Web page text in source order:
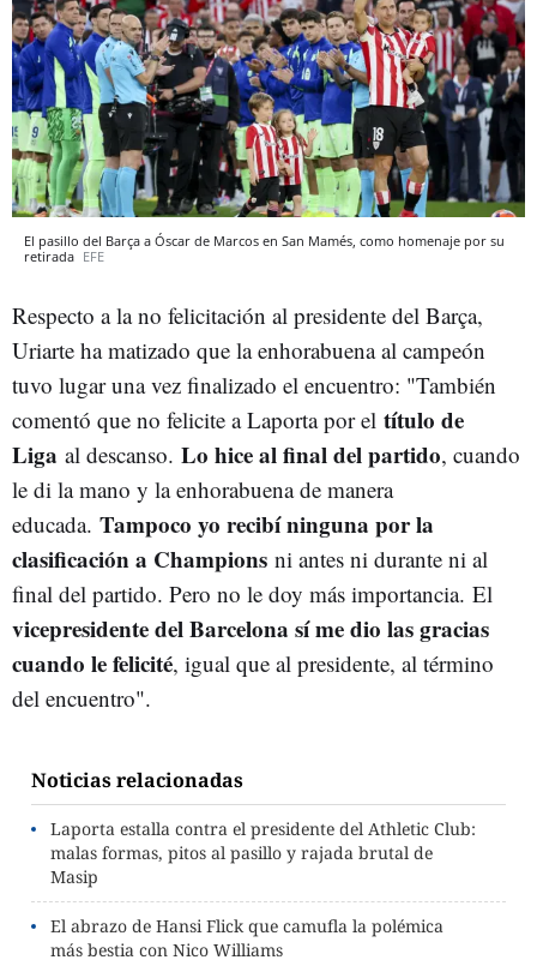
El pasillo del Barça a Óscar de Marcos en San Mamés, como homenaje por su
retirada EFE
Respecto a la no felicitación al presidente del Barça,
Uriarte ha matizado que la enhorabuena al campeón
tuvo lugar una vez finalizado el encuentro: "También
comentó que no felicite a Laporta por el título de
Liga al descanso. Lo hice al final del partido, cuando
le di la mano y la enhorabuena de manera
educada. Tampoco yo recibí ninguna por la
clasificación a Champions ni antes ni durante ni al
final del partido. Pero no le doy más importancia. El
vicepresidente del Barcelona sí me dio las gracias
cuando le felicité, igual que al presidente, al término
del encuentro".
Noticias relacionadas
Laporta estalla contra el presidente del Athletic Club:
malas formas, pitos al pasillo y rajada brutal de
Masip
El abrazo de Hansi Flick que camufla la polémica
más bestia con Nico Williams